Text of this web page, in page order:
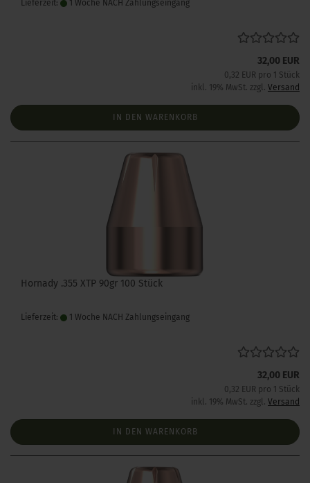
Lieferzeit: 1 Woche NACH Zahlungseingang
32,00 EUR
0,32 EUR pro 1 Stück
inkl. 19% MwSt. zzgl. Versand
IN DEN WARENKORB
Hornady .355 XTP 90gr 100 Stück
Lieferzeit: 1 Woche NACH Zahlungseingang
32,00 EUR
0,32 EUR pro 1 Stück
inkl. 19% MwSt. zzgl. Versand
IN DEN WARENKORB